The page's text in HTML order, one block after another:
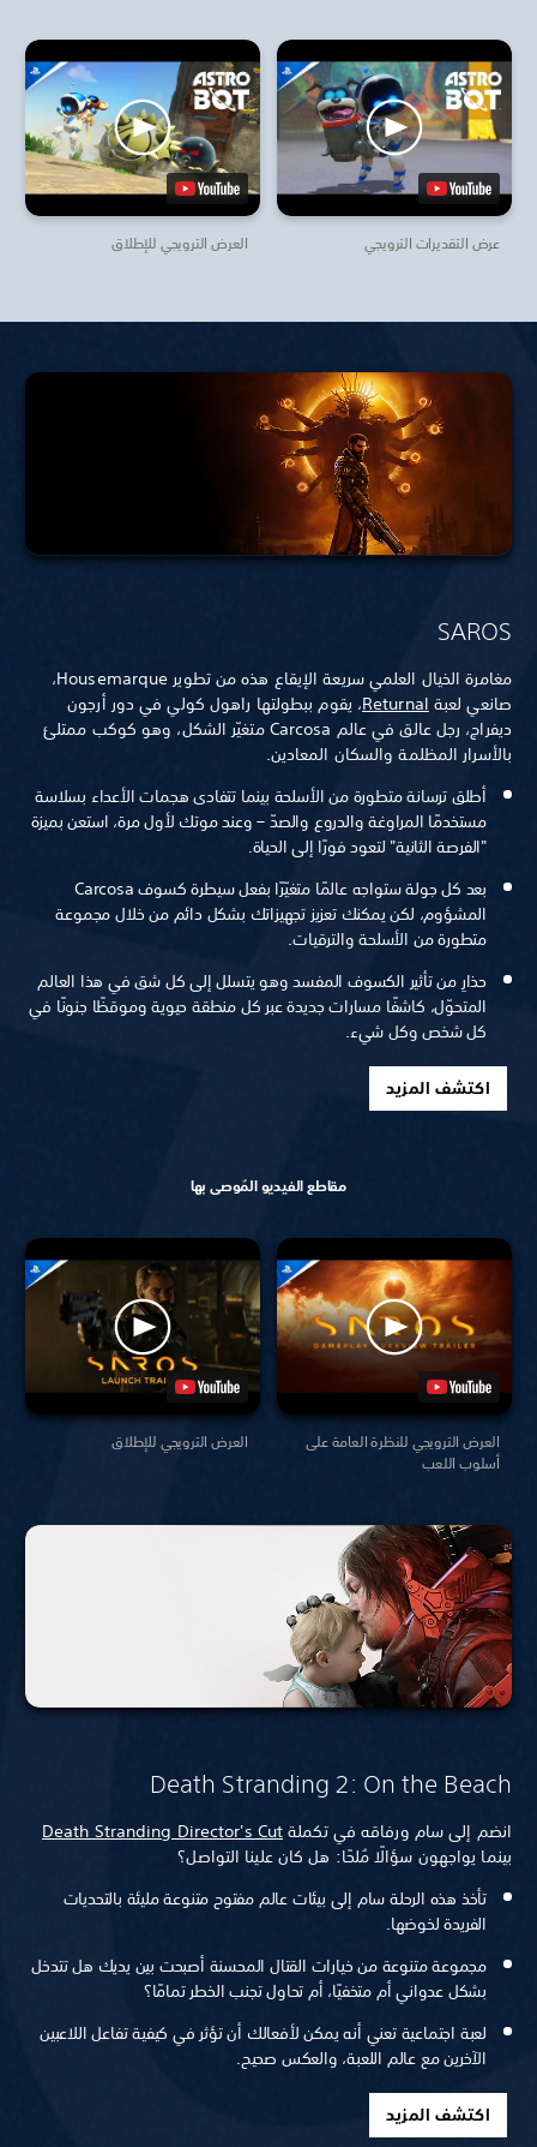
العرض الترويجي للإطلاق عرض التقديرات الترويجي
SAROS
مغامرة الخيال العلمي سريعة الإيقاع هذه من تطوير Housemarque،
صانعي لعبة Returnal، يقوم ببطولتها راهول كولي في دور أرجون
ديفراج، رجل عالق في عالم Carcosa متغيّر الشكل، وهو كوكب ممتلئ
بالأسرار المظلمة والسكان المعادين.
أطلق ترسانة متطورة من الأسلحة بينما تتفادى هجمات الأعداء بسلاسة
مستخدمًا المراوغة والدروع والصدّ – وعند موتك لأول مرة، استعن بميزة
"الفرصة الثانية" لتعود فورًا إلى الحياة.
بعد كل جولة ستواجه عالمًا متغيّرًا بفعل سيطرة كسوف Carcosa
المشؤوم، لكن يمكنك تعزيز تجهيزاتك بشكل دائم من خلال مجموعة
متطورة من الأسلحة والترقيات.
حذارِ من تأثير الكسوف المفسد وهو يتسلل إلى كل شق في هذا العالم
المتحوّل، كاشفًا مسارات جديدة عبر كل منطقة حيوية وموقظًا جنونًا في
كل شخص وكل شيء.
اكتشف المزيد
مقاطع الفيديو المُوصى بها
العرض الترويجي للإطلاق
العرض الترويجي للنظرة العامة على
أسلوب اللعب
Death Stranding 2: On the Beach
انضم إلى سام ورفاقه في تكملة Death Stranding Director's Cut
بينما يواجهون سؤالًا مُلحًا: هل كان علينا التواصل؟
تأخذ هذه الرحلة سام إلى بيئات عالم مفتوح متنوعة مليئة بالتحديات
الفريدة لخوضها.
مجموعة متنوعة من خيارات القتال المحسنة أصبحت بين يديك هل تتدخل
بشكل عدواني أم متخفيًا، أم تحاول تجنب الخطر تمامًا؟
لعبة اجتماعية تعني أنه يمكن لأفعالك أن تؤثر في كيفية تفاعل اللاعبين
الآخرين مع عالم اللعبة، والعكس صحيح.
اكتشف المزيد